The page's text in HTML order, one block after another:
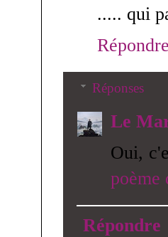
..... qui
Réponses
Le
Oui,
poème
Répondre